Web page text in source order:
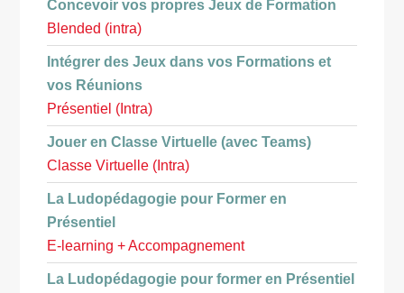
Concevoir vos propres Jeux de Formation
Blended (intra)
Intégrer des Jeux dans vos Formations et
vos Réunions
Présentiel (Intra)
Jouer en Classe Virtuelle (avec Teams)
Classe Virtuelle (Intra)
La Ludopédagogie pour Former en
Présentiel
E-learning + Accompagnement
La Ludopédagogie pour former en Présentiel